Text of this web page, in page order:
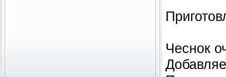
Чеснок